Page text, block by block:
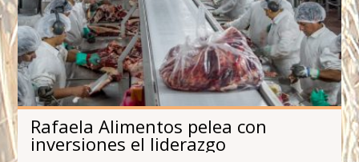
Rafaela Alimentos pelea con
inversiones el liderazgo